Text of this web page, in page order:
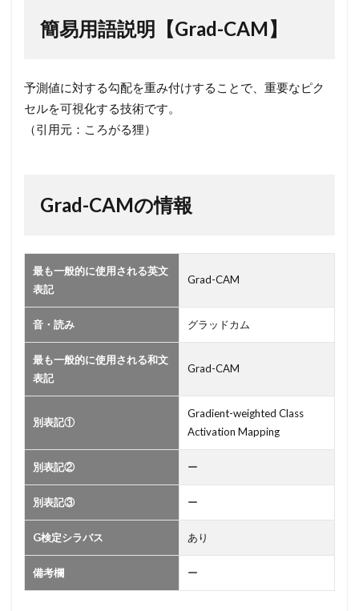
CAM】
Grad-
CAM
報
簡易用語説明【Grad-CAM】
予測値に対する勾配を重み付けすることで、重要なピク
セルを可視化する技術です。
（引用元：ころがる狸）
Grad-CAMの情報
最も一般的に使用される英文
表記
Grad-CAM
音・読み グラッドカム
最も一般的に使用される和文
表記
Grad-CAM
別表記①
Gradient-weighted Class
Activation Mapping
別表記② ー
別表記③ ー
G検定シラバス あり
備考欄 ー